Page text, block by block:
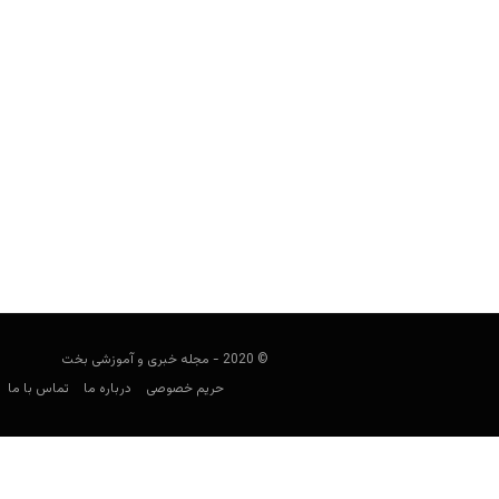
© 2020 - مجله خبری و آموزشی بخت
حریم خصوصی
درباره ما تماس با ما